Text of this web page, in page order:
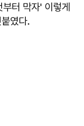
터 막자' 이렇게
였다.